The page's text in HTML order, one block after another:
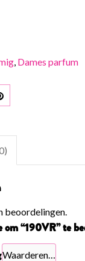
, Dames parfum
beoordelingen.
om “190VR” te